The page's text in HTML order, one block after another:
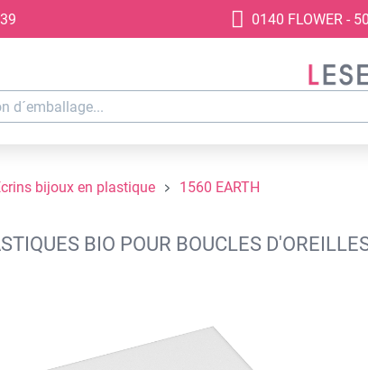
0140 FLOWER -
bijoux en plastique 1560 EARTH
BIO POUR BOUCLES